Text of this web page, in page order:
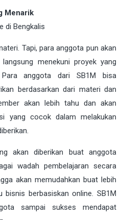
Menarik
Tapi, para anggota pun akan
menekuni proyek yang
anggota dari SB1M bisa
berdasarkan dari materi dan
akan lebih tahu dan akan
yang cocok dalam melakukan
akan diberikan buat anggota
wadah pembelajaran secara
akan memudahkan buat lebih
berbasiskan online. SB1M
sampai sukses mendapat